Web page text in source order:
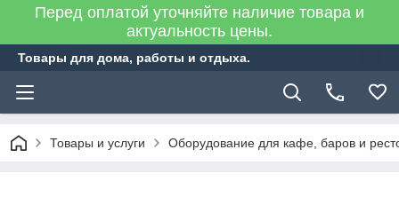
Перед оплатой уточняйте наличие товара и
актуальность цены.
Товары для дома, работы и отдыха.
Товары и услуги Оборудование для кафе, баров и